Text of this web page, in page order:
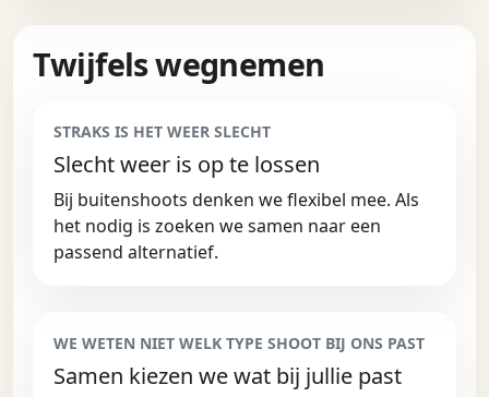
Twijfels wegnemen
STRAKS IS HET WEER SLECHT
Slecht weer is op te lossen
Bij buitenshoots denken we flexibel mee. Als
het nodig is zoeken we samen naar een
passend alternatief.
WE WETEN NIET WELK TYPE SHOOT BIJ ONS PAST
Samen kiezen we wat bij jullie past